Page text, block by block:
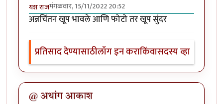
यश राजमंगळवार, 15/11/2022 20:52
अन्नचिंतन खूप भावले आणि फोटो तर खूप सुंदर
प्रतिसाद देण्यासाठीलॉग इन कराकिंवासदस्य व्हा
@ अथांग आकाश